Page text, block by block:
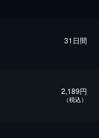
31日間
2,189円
（税込）